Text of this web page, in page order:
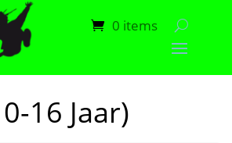
0 items
16 Jaar)